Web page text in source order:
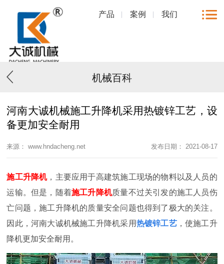
产品 案例 我们
机械百科
河南大诚机械施工升降机采用热镀锌工艺，设
备更加安全耐用
来源： www.hndacheng.net 发布日期： 2021-08-17
施工升降机，主要应用于高建筑施工现场的物料以及人员的
运输。但是，随着施工升降机质量不过关引发的施工人员伤
亡问题，施工升降机的质量安全问题也得到了极大的关注。
因此，河南大诚机械施工升降机采用热镀锌工艺，使施工升
降机更加安全耐用。